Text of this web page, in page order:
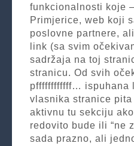
funkcionalnosti koje
Primjerice, web koji
poslovne partnere,
link (sa svim
sadržaja na toj
stranicu. Od svih
pffffffffffff… ispuhana
vlasnika stranice pita
aktivnu tu sekciju
redovito bude ili “ne
sada prazno, ali